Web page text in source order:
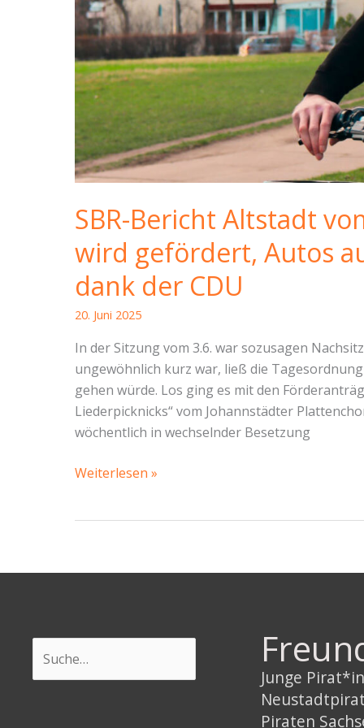
SBR-Bericht Altstadt
wird gefördert, Autos
dank der CDU
20. Juni 2025
In der Sitzung vom 3.6. war sozusagen
ungewöhnlich kurz war, ließ die
gehen würde. Los ging es mit den
Liederpicknicks“ vom Johannstädter
wöchentlich in wechselnder Besetzung
SBR-
Juni
wird
gefördert,
Autos
Weiterlesen »
Junge
Piraten